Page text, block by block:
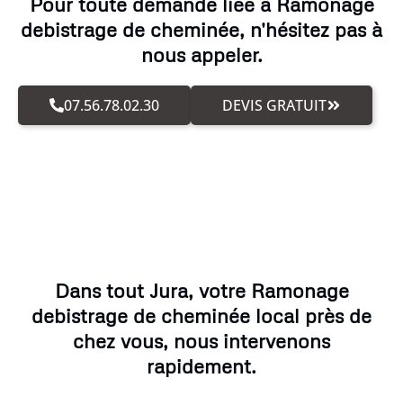
debistrage de cheminée, n'hésitez pas à
nous appeler.
07.56.78.02.30 DEVIS GRATUIT
Dans tout Jura, votre Ramonage
debistrage de cheminée local près de
chez vous, nous intervenons
rapidement.